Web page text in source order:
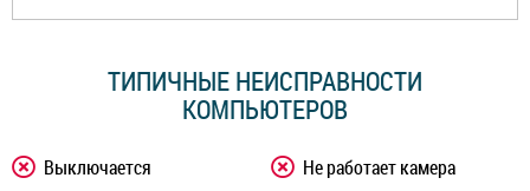
ТИПИЧНЫЕ НЕИСПРАВНОСТИ
КОМПЬЮТЕРОВ
Выключается
Не работает камера